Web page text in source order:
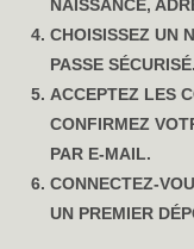
NAISSANCE,
CHOISISSEZ UN
PASSE SÉCURISÉ.
ACCEPTEZ LES
CONFIRMEZ
PAR E-MAIL.
CONNECTEZ-
UN PREMIER